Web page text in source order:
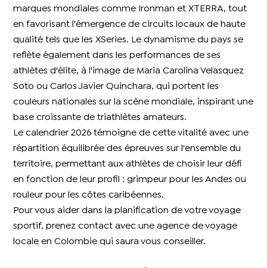
marques mondiales comme Ironman et XTERRA, tout
en favorisant l'émergence de circuits locaux de haute
qualité tels que les XSeries. Le dynamisme du pays se
reflète également dans les performances de ses
athlètes d'élite, à l'image de Maria Carolina Velasquez
Soto ou Carlos Javier Quinchara, qui portent les
couleurs nationales sur la scène mondiale, inspirant une
base croissante de triathlètes amateurs.
Le calendrier 2026 témoigne de cette vitalité avec une
répartition équilibrée des épreuves sur l'ensemble du
territoire, permettant aux athlètes de choisir leur défi
en fonction de leur profil : grimpeur pour les Andes ou
rouleur pour les côtes caribéennes.
Pour vous aider dans la planification de votre voyage
sportif, prenez contact avec une agence de voyage
locale en Colombie qui saura vous conseiller.